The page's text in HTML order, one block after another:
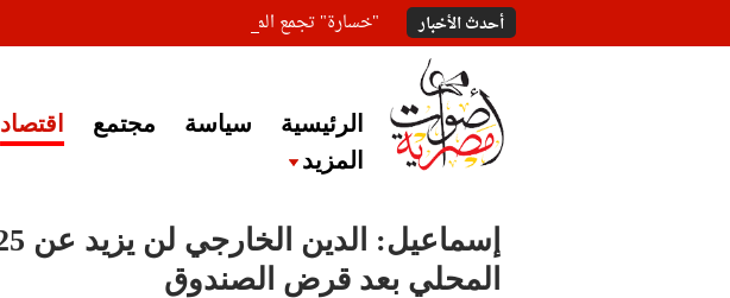
أحدث الأخبار "خسارة" تجمع المعلقين على خبر إغلاق أصوات مصرية
الرئيسية سياسة مجتمع اقتصاد
المزيد
المحلي بعد قرض الصندوق